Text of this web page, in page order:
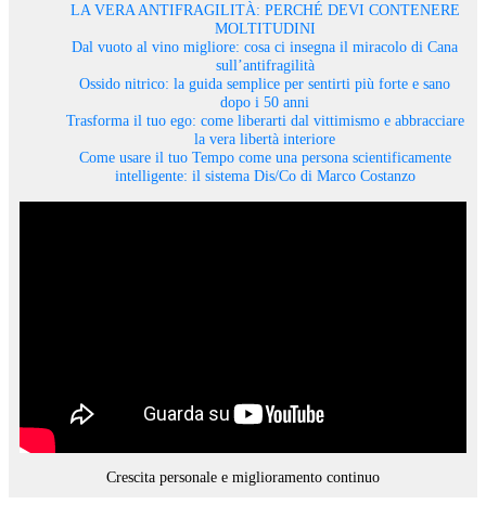
LA VERA ANTIFRAGILITÀ: PERCHÉ DEVI CONTENERE
MOLTITUDINI
Dal vuoto al vino migliore: cosa ci insegna il miracolo di Cana
sull’antifragilità
Ossido nitrico: la guida semplice per sentirti più forte e sano
dopo i 50 anni
Trasforma il tuo ego: come liberarti dal vittimismo e abbracciare
la vera libertà interiore
Come usare il tuo Tempo come una persona scientificamente
intelligente: il sistema Dis/Co di Marco Costanzo
Crescita personale e miglioramento continuo